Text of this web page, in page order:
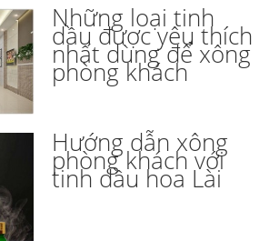
Những loại tinh
dầu được yêu thích
nhất dùng để xông
phòng khách
Hướng dẫn xông
phòng khách với
tinh dầu hoa Lài